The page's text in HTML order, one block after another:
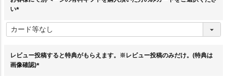
い
必
須
レビュー投稿すると特典がもらえます。※レビュー投稿のみだけ。(特典は
画像確認)